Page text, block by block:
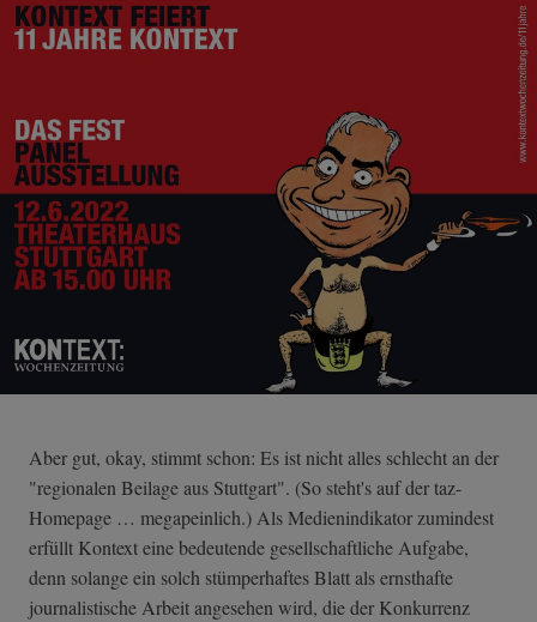
Aber gut, okay, stimmt schon: Es ist nicht alles schlecht an der
"regionalen Beilage aus Stuttgart". (So steht's auf der taz-
Homepage … megapeinlich.) Als Medienindikator zumindest
erfüllt Kontext eine bedeutende gesellschaftliche Aufgabe,
denn solange ein solch stümperhaftes Blatt als ernsthafte
journalistische Arbeit angesehen wird, die der Konkurrenz